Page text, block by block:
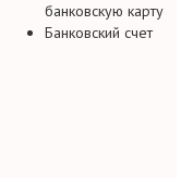
банковскую карту
Банковский счет